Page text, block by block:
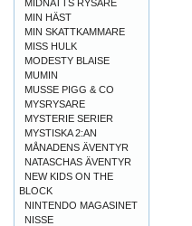
MIDNATTS RYSARE
MIN HÄST
MIN SKATTKAMMARE
MISS HULK
MODESTY BLAISE
MUMIN
MUSSE PIGG & CO
MYSRYSARE
MYSTERIE SERIER
MYSTISKA 2:AN
MÅNADENS ÄVENTYR
NATASCHAS ÄVENTYR
NEW KIDS ON THE
BLOCK
NINTENDO MAGASINET
NISSE